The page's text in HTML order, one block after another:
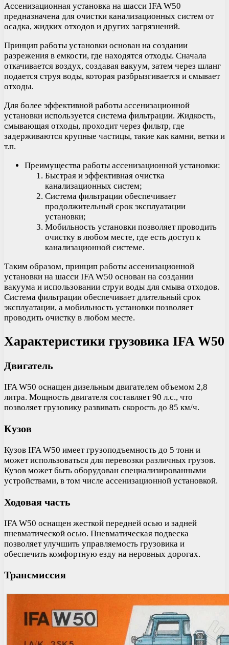
Ассенизационная установка на шасси IFA W50
предназначена для очистки канализационных систем от
осадка, жидких отходов и других загрязнений.
Принцип работы установки основан на создании
разрежения в емкости, где находятся отходы. Сначала
откачивается воздух, создавая вакуум, затем через шланг
подается струя воды, которая разбрызгивается и смывает
отходы.
Для более эффективной работы ассенизационной
установки используется система фильтрации. Жидкость,
смывающая отходы, проходит через фильтр, где
задерживаются крупные частицы, такие как камни, ветки и
т.п.
Преимущества работы ассенизационной установки:
Быстрая и эффективная очистка
канализационных систем;
Система фильтрации обеспечивает
продолжительный срок эксплуатации
установки;
Мобильность установки позволяет проводить
очистку в любом месте, где есть доступ к
канализационной системе.
Таким образом, принцип работы ассенизационной
установки на шасси IFA W50 основан на создании
вакуума и использовании струи воды для смыва отходов.
Система фильтрации обеспечивает длительный срок
эксплуатации, а мобильность установки позволяет
проводить очистку в любом месте.
Характеристики грузовика IFA W50
Двигатель
IFA W50 оснащен дизельным двигателем объемом 2,8
литра. Мощность двигателя составляет 90 л.с., что
позволяет грузовику развивать скорость до 85 км/ч.
Кузов
Кузов IFA W50 имеет грузоподъемность до 5 тонн и
может использоваться для перевозки различных грузов.
Кузов может быть оборудован специализированными
устройствами, в том числе ассенизационной установкой.
Ходовая часть
IFA W50 оснащен жесткой передней осью и задней
пневматической осью. Пневматическая подвеска
позволяет улучшить управляемость грузовика и
обеспечить комфортную езду на неровных дорогах.
Трансмиссия